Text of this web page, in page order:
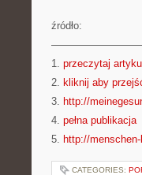
źródło:
1. przeczytaj
2. kliknij aby
3. http://
4. pełna publikacja
5. http://
CATEGORIES: